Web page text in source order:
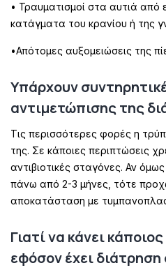
• Τραυματισμοί στα αυτιά από
κατάγματα του κρανίου ή της
•Απότομες αυξομειώσεις της
Υπάρχουν
αντιμετώπισης της
Τις περισσότερες φορές η
της. Σε κάποιες περιπτώσεις
αντιβιοτικές σταγόνες. Αν
πάνω από 2-3 μήνες, τότε
αποκατάσταση με
Γιατί να κάνει
εφόσον έχει